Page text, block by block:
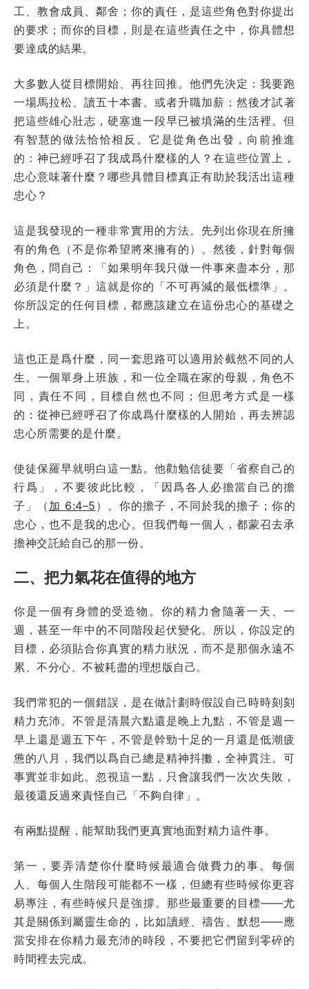
工、教會成員、鄰舍；你的責任，是這些角色對你提出
的要求；而你的目標，則是在這些責任之中，你具體想
要達成的結果。
大多數人從目標開始、再往回推。他們先決定：我要跑
一場馬拉松、讀五十本書、或者升職加薪；然後才試著
把這些雄心壯志，硬塞進一段早已被填滿的生活裡。但
有智慧的做法恰恰相反。它是從角色出發，向前推進
的：神已經呼召了我成爲什麼樣的人？在這些位置上，
忠心意味著什麼？哪些具體目標真正有助於我活出這種
忠心？
這是我發現的一種非常實用的方法。先列出你現在所擁
有的角色（不是你希望將來擁有的）。然後，針對每個
角色，問自己：「如果明年我只做一件事來盡本分，那
必須是什麼？」這就是你的「不可再減的最低標準」。
你所設定的任何目標，都應該建立在這份忠心的基礎之
上。
這也正是爲什麼，同一套思路可以適用於截然不同的人
生。一個單身上班族，和一位全職在家的母親，角色不
同，責任不同，目標自然也不同；但思考方式是一樣
的：從神已經呼召了你成爲什麼樣的人開始，再去辨認
忠心所需要的是什麼。
使徒保羅早就明白這一點。他勸勉信徒要「省察自己的
行爲」，不要彼此比較，「因爲各人必擔當自己的擔
子」（ 加 6:4–5 ）。你的擔子，不同於我的擔子；你的
忠心，也不是我的忠心。但我們每一個人，都蒙召去承
擔神交託給自己的那一份。
二、把力氣花在值得的地方
你是一個有身體的受造物。你的精力會隨著一天、一
週，甚至一年中的不同階段起伏變化。所以，你設定的
目標，必須貼合你真實的精力狀況，而不是那個永遠不
累、不分心、不被耗盡的理想版自己。
我們常犯的一個錯誤，是在做計劃時假設自己時時刻刻
精力充沛。不管是清晨六點還是晚上九點，不管是週一
早上還是週五下午，不管是幹勁十足的一月還是低潮疲
憊的八月，我們以爲自己總是精神抖擻，全神貫注。可
事實並非如此。忽視這一點，只會讓我們一次次失敗，
最後還反過來責怪自己「不夠自律」。
有兩點提醒，能幫助我們更真實地面對精力這件事。
第一，要弄清楚你什麼時候最適合做費力的事。每個
人、每個人生階段可能都不一樣，但總有些時候你更容
易專注，有些時候只是強撐。那些最重要的目標——尤
其是關係到屬靈生命的，比如讀經、禱告、默想——應
當安排在你精力最充沛的時段，不要把它們留到零碎的
時間裡去完成。